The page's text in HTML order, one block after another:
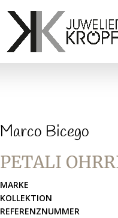
Marco Bicego
PETALI
MARKE
KOLLEKTION
REFERENZNUMMER